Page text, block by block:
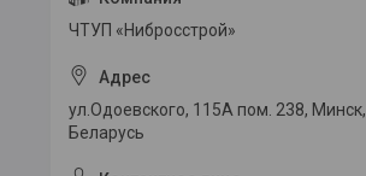
ЧТУП «Нибросстрой»
ул.Одоевского, 115А пом. 238, Минск,
Беларусь